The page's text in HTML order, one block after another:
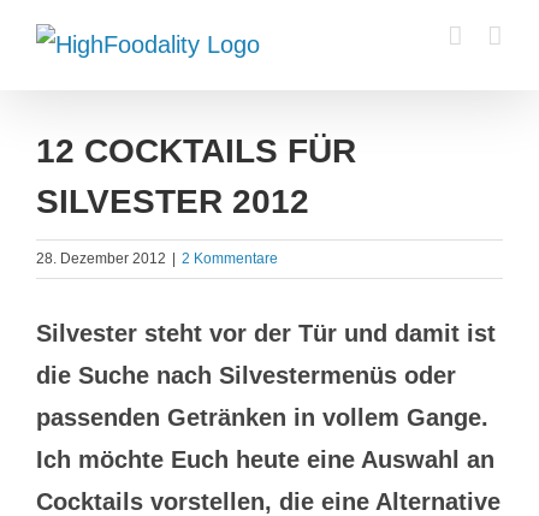
Zum
Inhalt
12 COCKTAILS FÜR
SILVESTER 2012
28. Dezember 2012 2 Kommentare
Silvester steht vor der Tür und damit ist
die Suche nach Silvestermenüs oder
passenden Getränken in vollem Gange.
Ich möchte Euch heute eine Auswahl an
Cocktails vorstellen, die eine Alternative